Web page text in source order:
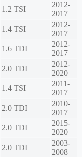
1.2 TSI
2012-
2017
1.4 TSI
2012-
2017
1.6 TDI
2012-
2017
2.0 TDI
2012-
2020
1.4 TSI
2011-
2017
2.0 TDI
2010-
2017
2.0 TDI
2015-
2020
2.0 TDI
2003-
2008